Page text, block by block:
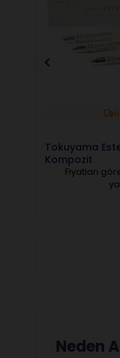
Tokuyama
Kompozit
Fiyatları
Neden